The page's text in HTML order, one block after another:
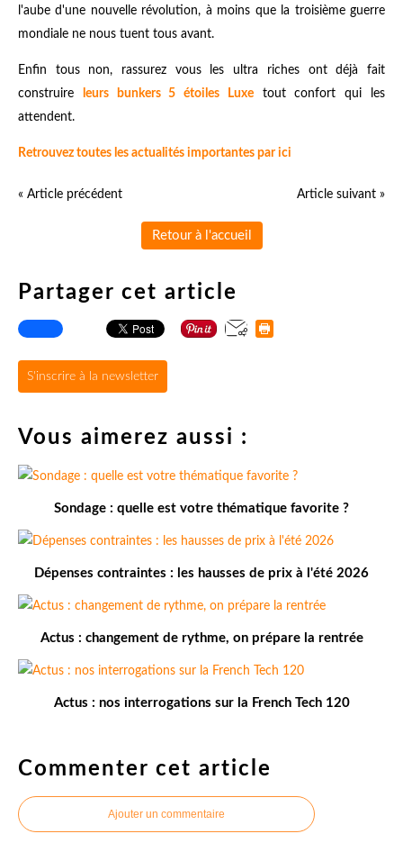
l'aube d'une nouvelle révolution, à moins que la troisième guerre
mondiale ne nous tuent tous avant.
Enfin tous non, rassurez vous les ultra riches ont déjà fait
construire
leurs bunkers 5 étoiles Luxetout confort qui les
attendent.
Retrouvez toutes les actualités importantes par ici
« Article précédent Article suivant »
Retour à l'accueil
Partager cet article
S'inscrire à la newsletter
Vous aimerez aussi :
Sondage : quelle est votre thématique favorite ?
Dépenses contraintes : les hausses de prix à l'été 2026
Actus : changement de rythme, on prépare la rentrée
Actus : nos interrogations sur la French Tech 120
Commenter cet article
Ajouter un commentaire